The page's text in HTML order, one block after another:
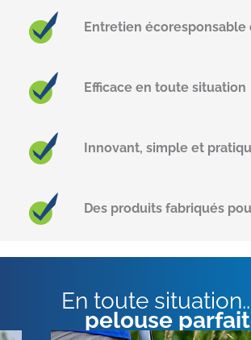
Entretien écoresponsable
Efficace en toute situation
Innovant, simple et
Des produits fabriqués
En toute
pelouse